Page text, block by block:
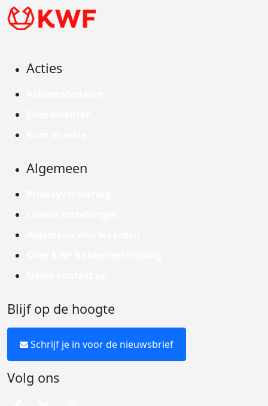
Acties
Algemeen
Blijf op de hoogte
Schrijf je in voor de nieuwsbrief
Volg ons